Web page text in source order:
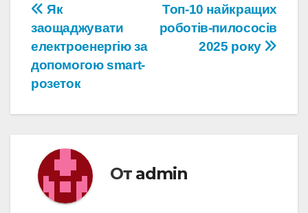
Навигация
по
записям
Топ-10 найкращих
роботів-пилососів
2025 року
Як
заощаджувати
електроенергію за
допомогою smart-
розеток
От admin